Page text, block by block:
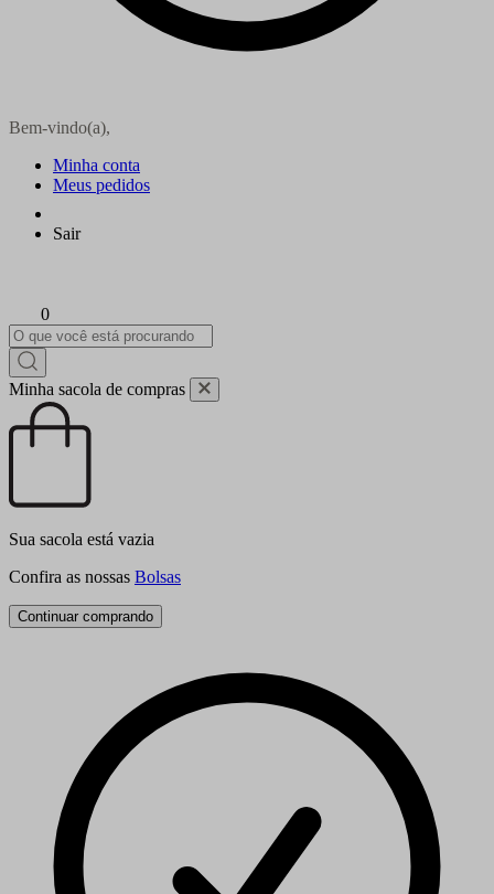
Bem-vindo(a),
Minha conta
Meus pedidos
Sair
0
Minha sacola de compras
Sua sacola está vazia
Confira as nossas Bolsas
Continuar comprando